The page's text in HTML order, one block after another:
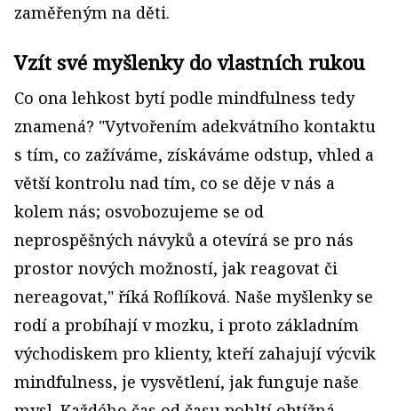
zaměřeným na děti.
Vzít své myšlenky do vlastních rukou
Co ona lehkost bytí podle mindfulness tedy
znamená? "Vytvořením adekvátního kontaktu
s tím, co zažíváme, získáváme odstup, vhled a
větší kontrolu nad tím, co se děje v nás a
kolem nás; osvobozujeme se od
neprospěšných návyků a otevírá se pro nás
prostor nových možností, jak reagovat či
nereagovat," říká Roflíková. Naše myšlenky se
rodí a probíhají v mozku, i proto základním
východiskem pro klienty, kteří zahajují výcvik
mindfulness, je vysvětlení, jak funguje naše